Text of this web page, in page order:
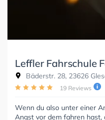
Leffler Fahrschule
Bäderstr. 28, 23626
19 Reviews
Wenn du also unter einer
Angst vor dem fahren